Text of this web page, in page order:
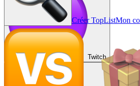
Twitch
Créer TopListMon